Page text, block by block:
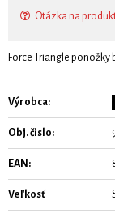
Otázka na
Force Triangle ponožky
Výrobca:
Obj. čislo:
EAN:
Veľkosť